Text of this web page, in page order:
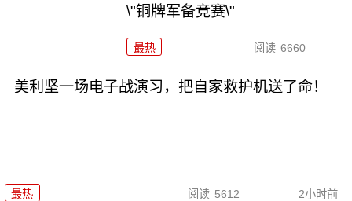
\"铜牌军备竞赛\"
最热 阅读 6660
美利坚一场电子战演习，把自家救护机送了命！
最热 阅读 5612 2小时前